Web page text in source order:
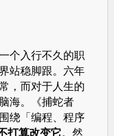
个入行不久的职
站稳脚跟。六年
，而对于人生的
海。《捕蛇者
绕「编程、程序
打算改变它。然